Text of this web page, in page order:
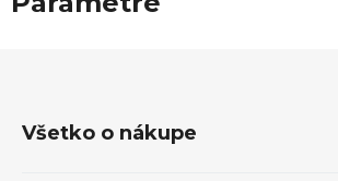
Všetko o nákupe